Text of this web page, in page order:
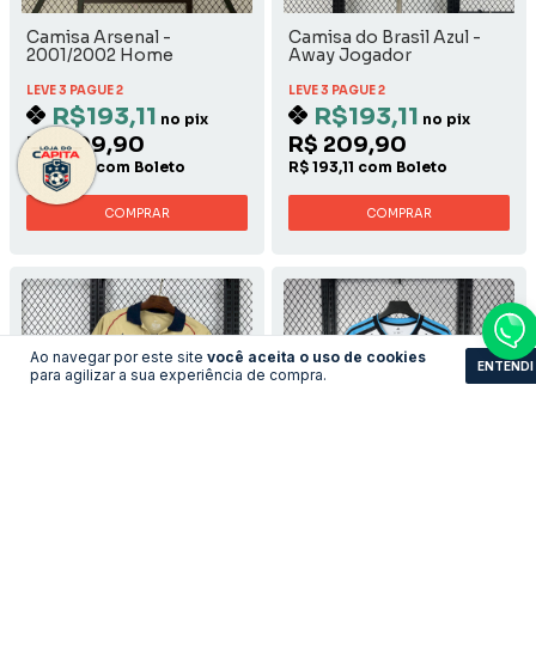
Ao navegar por este site você aceita o uso de cookies
para agilizar a sua experiência de compra.
ENTENDI
Camisa Arsenal -
2001/2002 Home
LEVE 3 PAGUE 2
R$193,11 no pix
R$ 209,90
R$ 193,11 com Boleto
COMPRAR
Camisa do Brasil Azul -
Away Jogador
LEVE 3 PAGUE 2
R$193,11 no pix
R$ 209,90
R$ 193,11 com Boleto
COMPRAR